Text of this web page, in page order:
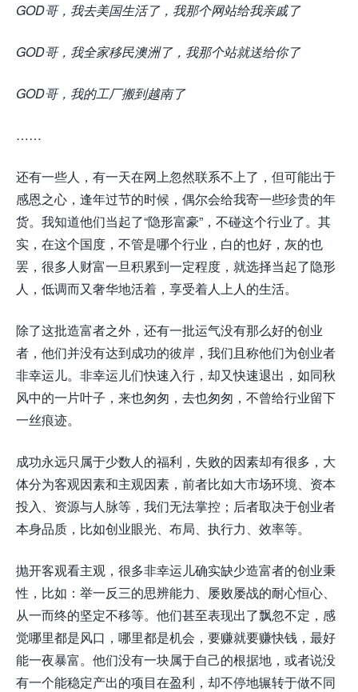
GOD哥，我去美国生活了，我那个网站给我亲戚了
GOD哥，我全家移民澳洲了，我那个站就送给你了
GOD哥，我的工厂搬到越南了
……
还有一些人，有一天在网上忽然联系不上了，但可能出于
感恩之心，逢年过节的时候，偶尔会给我寄一些珍贵的年
货。我知道他们当起了“隐形富豪”，不碰这个行业了。其
实，在这个国度，不管是哪个行业，白的也好，灰的也
罢，很多人财富一旦积累到一定程度，就选择当起了隐形
人，低调而又奢华地活着，享受着人上人的生活。
除了这批造富者之外，还有一批运气没有那么好的创业
者，他们并没有达到成功的彼岸，我们且称他们为创业者
非幸运儿。非幸运儿们快速入行，却又快速退出，如同秋
风中的一片叶子，来也匆匆，去也匆匆，不曾给行业留下
一丝痕迹。
成功永远只属于少数人的福利，失败的因素却有很多，大
体分为客观因素和主观因素，前者比如大市场环境、资本
投入、资源与人脉等，我们无法掌控；后者取决于创业者
本身品质，比如创业眼光、布局、执行力、效率等。
抛开客观看主观，很多非幸运儿确实缺少造富者的创业秉
性，比如：举一反三的思辨能力、屡败屡战的耐心恒心、
从一而终的坚定不移等。他们甚至表现出了飘忽不定，感
觉哪里都是风口，哪里都是机会，要赚就要赚快钱，最好
能一夜暴富。他们没有一块属于自己的根据地，或者说没
有一个能稳定产出的项目在盈利，却不停地辗转于做不同